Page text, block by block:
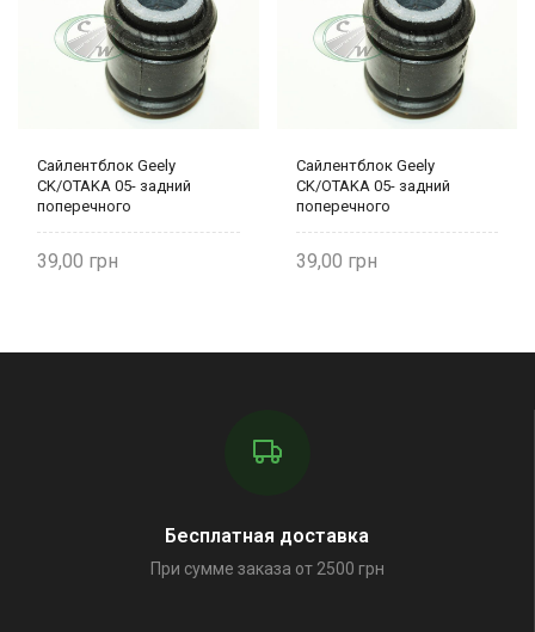
Сайлентблок Geely
CK/OTAKA 05- задний
поперечного
39,00
Сайлентблок Geely
CK/OTAKA 05- задний
поперечного
39,00
Бесплатная доставка
При сумме заказа от 2500 грн